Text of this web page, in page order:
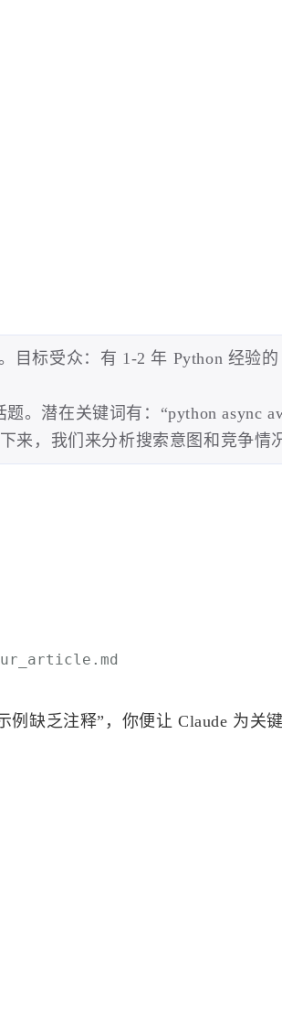
目标受众：有 1-2 年 Python 经验的
。潜在关键词有：“python async
来，我们来分析搜索意图和竞争
缺乏注释”，你便让 Claude 为关